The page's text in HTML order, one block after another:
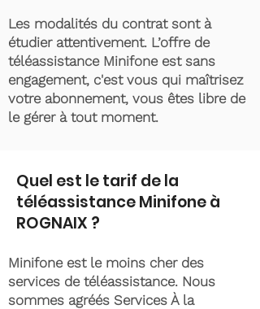
Les modalités du contrat sont à
étudier attentivement. L’offre de
téléassistance Minifone est sans
engagement, c'est vous qui maîtrisez
votre abonnement, vous êtes libre de
le gérer à tout moment.
Quel est le tarif de la
téléassistance Minifone à
ROGNAIX ?
Minifone est le moins cher des
services de téléassistance. Nous
sommes agréés Services À la